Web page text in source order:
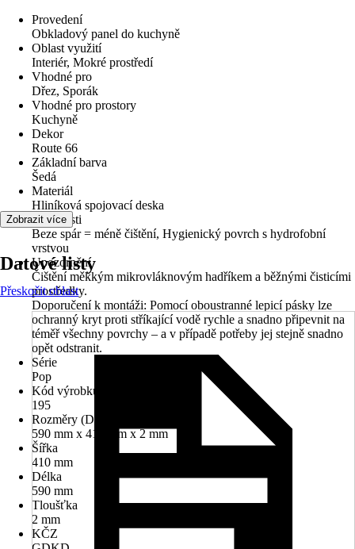
Provedení
Obkladový panel do kuchyně
Oblast využití
Interiér, Mokré prostředí
Vhodné pro
Dřez, Sporák
Vhodné pro prostory
Kuchyně
Dekor
Route 66
Základní barva
Šedá
Materiál
Hliníková spojovací deska
Vlastnosti
Beze spár = méně čištění, Hygienický povrch s hydrofobní
vrstvou
Upozornění
Čištění měkkým mikrovláknovým hadříkem a běžnými čisticími
prostředky.
Doporučení k montáži: Pomocí oboustranné lepicí pásky lze
ochranný kryt proti stříkající vodě rychle a snadno připevnit na
téměř všechny povrchy – a v případě potřeby jej stejně snadno
opět odstranit.
Série
Pop
Kód výrobku
195
Rozměry (DxŠxT)
590 mm x 410 mm x 2 mm
Šířka
410 mm
Délka
590 mm
Tloušťka
2 mm
KČZ
Zobrazit více
Datové listy
Přeskočit oblast